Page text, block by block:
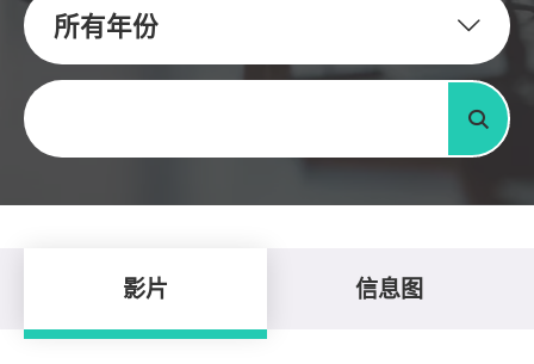
所有年份
关键字
搜寻
影片 信息图